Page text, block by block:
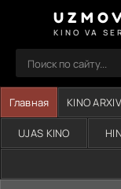
KINO VA
Главная KINO ARXIV
UJAS KINO